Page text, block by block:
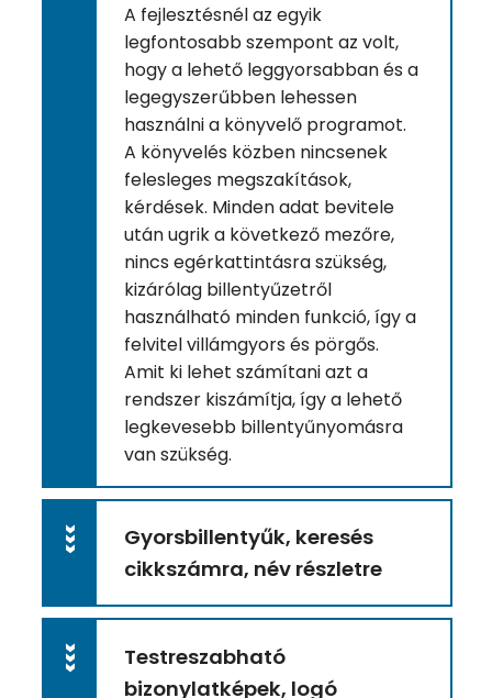
A fejlesztésnél az egyik
legfontosabb szempont az volt,
hogy a lehető leggyorsabban és a
legegyszerűbben lehessen
használni a könyvelő programot.
A könyvelés közben nincsenek
felesleges megszakítások,
kérdések. Minden adat bevitele
után ugrik a következő mezőre,
nincs egérkattintásra szükség,
kizárólag billentyűzetről
használható minden funkció, így a
felvitel villámgyors és pörgős.
Amit ki lehet számítani azt a
rendszer kiszámítja, így a lehető
legkevesebb billentyűnyomásra
van szükség.
>>>
Gyorsbillentyűk, keresés
cikkszámra, név részletre
>>>
Testreszabható
bizonylatképek, logó